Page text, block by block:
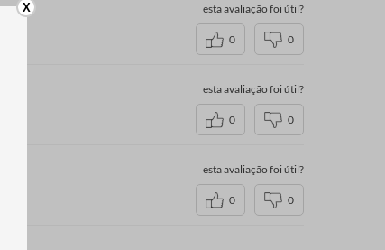
esta avaliação foi útil?
0 0
esta avaliação foi útil?
0 0
esta avaliação foi útil?
0 0
X